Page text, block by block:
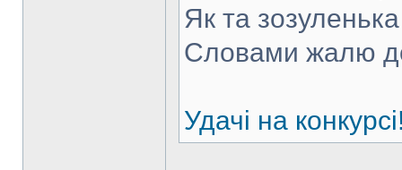
Як та
Словами жалю
Удачі на